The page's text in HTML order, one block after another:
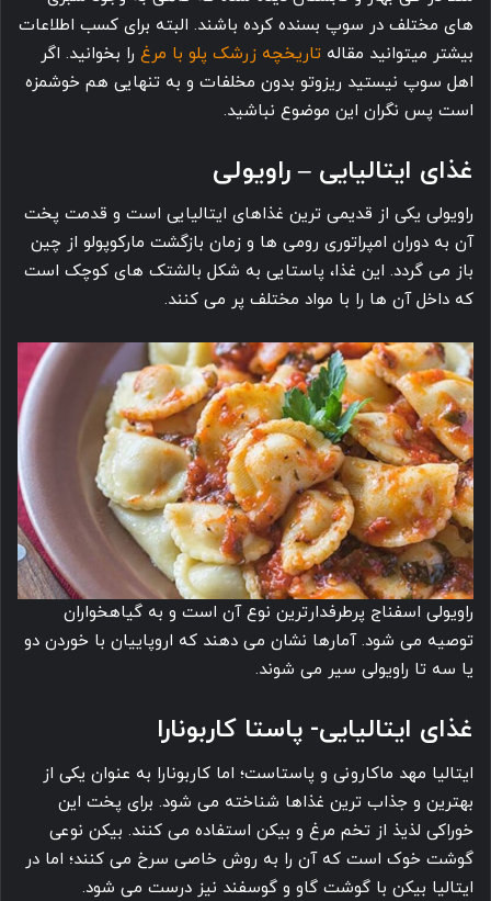
های مختلف در سوپ بسنده کرده باشند. البته برای کسب اطلاعات
بیشتر میتوانید مقاله تاریخچه زرشک پلو با مرغ را بخوانید. اگر
اهل سوپ نیستید ریزوتو بدون مخلفات و به تنهایی هم خوشمزه
است پس نگران این موضوع نباشید.
غذای ایتالیایی – راویولی
راویولی یکی از قدیمی ترین غذاهای ایتالیایی است و قدمت پخت
آن به دوران امپراتوری رومی ها و زمان بازگشت مارکوپولو از چین
باز می گردد. این غذا، پاستایی به شکل بالشتک های کوچک است
که داخل آن ها را با مواد مختلف پر می کنند.
راویولی اسفناج پرطرفدارترین نوع آن است و به گیاهخواران
توصیه می شود. آمارها نشان می دهند که اروپاییان با خوردن دو
یا سه تا راویولی سیر می شوند.
غذای ایتالیایی- پاستا کاربونارا
ایتالیا مهد ماکارونی و پاستاست؛ اما کاربونارا به عنوان یکی از
بهترین و جذاب ترین غذاها شناخته می شود. برای پخت این
خوراکی لذیذ از تخم مرغ و بیکن استفاده می کنند. بیکن نوعی
گوشت خوک است که آن را به روش خاصی سرخ می کنند؛ اما در
ایتالیا بیکن با گوشت گاو و گوسفند نیز درست می شود.